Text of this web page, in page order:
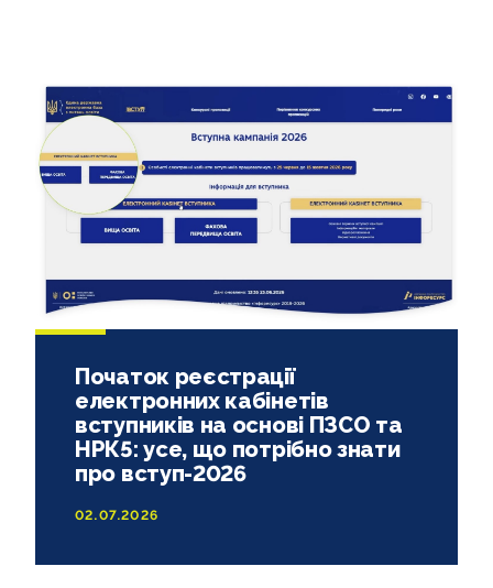
Початок реєстрації
електронних кабінетів
вступників на основі ПЗСО та
НРК5: усе, що потрібно знати
про вступ-2026
02.07.2026